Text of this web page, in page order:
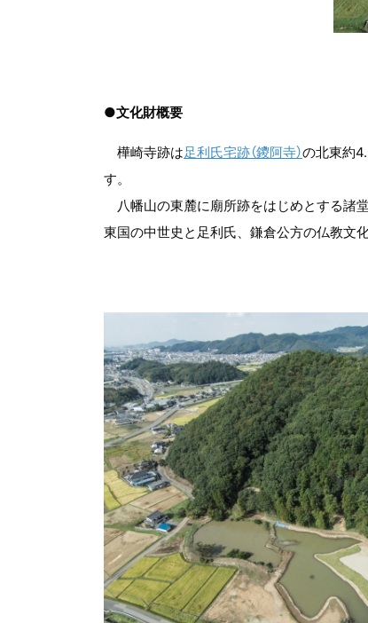
●文化財概要
樺崎寺跡は足利氏宅跡（鑁阿寺）の北東約
す。
八幡山の東麓に廟所跡をはじめとする諸
東国の中世史と足利氏、鎌倉公方の仏教文